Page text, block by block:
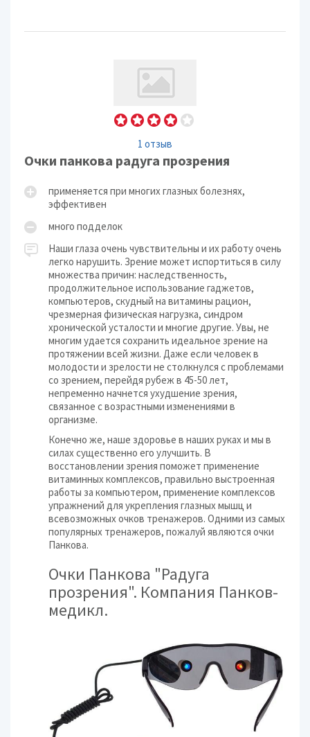
1 отзыв
Очки панкова радуга прозрения
применяется при многих глазных болезнях,
эффективен
много подделок
Наши глаза очень чувствительны и их работу очень
легко нарушить. Зрение может испортиться в силу
множества причин: наследственность,
продолжительное использование гаджетов,
компьютеров, скудный на витамины рацион,
чрезмерная физическая нагрузка, синдром
хронической усталости и многие другие. Увы, не
многим удается сохранить идеальное зрение на
протяжении всей жизни. Даже если человек в
молодости и зрелости не столкнулся с проблемами
со зрением, перейдя рубеж в 45-50 лет,
непременно начнется ухудшение зрения,
связанное с возрастными изменениями в
организме.
Конечно же, наше здоровье в наших руках и мы в
силах существенно его улучшить. В
восстановлении зрения поможет применение
витаминных комплексов, правильно выстроенная
работы за компьютером, применение комплексов
упражнений для укрепления глазных мышц и
всевозможных очков тренажеров. Одними из самых
популярных тренажеров, пожалуй являются очки
Панкова.
Очки Панкова "Радуга
прозрения". Компания Панков-
медикл.